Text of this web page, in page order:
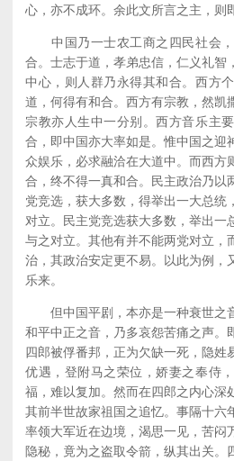
心，亦不成环。余此文所言之主，则
中国乃一士农工商之四民社会，
合。士志于道，孝弟忠信，仁义礼智
中心，则人群乃永得其和合。西方
道，何得有和合。西方有宗教，然凯
宗教亦人生中一分别。西方音乐主
合，即中国亦大率如是。惟中国之迎
众娱乐，必求融洽在大道中。而西方
合，终不得一真和合。民主政治乃以
党竞选，获大多数，得举出一大总统
对立。民主党竞选获大多数，举出一
与之对立。其他有并不能两党对立，
治，其政治安定更不易。以此为例，
乐来。
但中国平剧，本亦是一种衰世之
和平中正之音，乃多哀怨苦痛之声。
四郎被俘番邦，正为欠缺一死，隐姓
优遇，登附马之荣位，娇妻之奉侍
福，难以复加。然而在四郎之内心深
其前半世故家祖国之追忆。事隔十六
率领大军近在边境，渴思一见，苦闷
隐秘，竟为之盗取令箭，纵其出关。